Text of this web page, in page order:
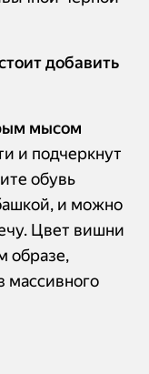
добавить
мысом
и подчеркнут
обувь
и можно
Цвет вишни
образе,
массивного